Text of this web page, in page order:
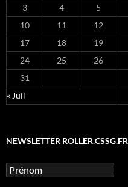
3
4 5
10
11 12
17
18 19
24
25 26
31
« Juil
NEWSLETTER ROLLER.CSSG.FR